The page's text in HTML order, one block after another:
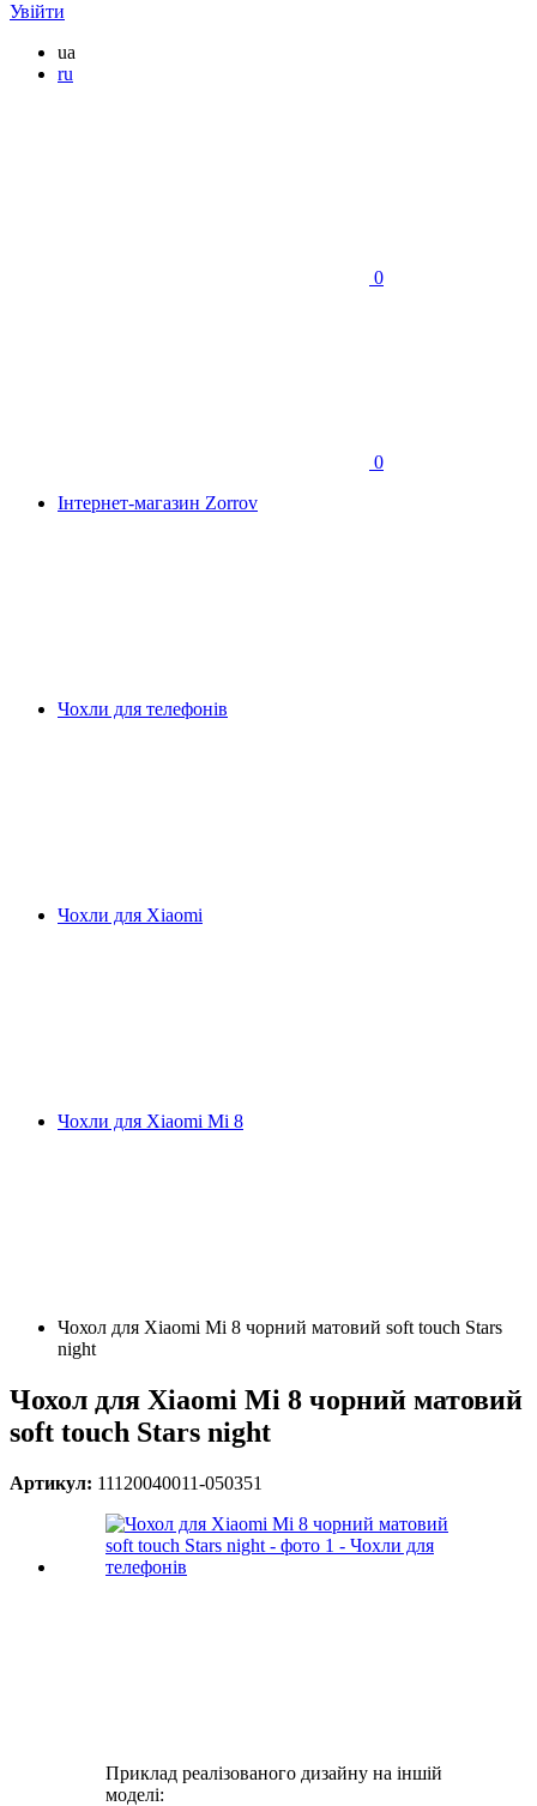
Увійти
ua
ru
0
0
Інтернет-магазин Zorrov
Чохли для телефонів
Чохли для Xiaomi
Чохли для Xiaomi Mi 8
Чохол для Xiaomi Mi 8 чорний матовий soft touch Stars
night
Чохол для Xiaomi Mi 8 чорний матовий
soft touch Stars night
Артикул: 11120040011-050351
Приклад реалізованого дизайну на іншій
моделі: